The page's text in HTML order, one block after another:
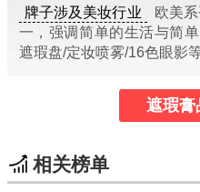
牌子涉及美妆行业
欧美
一，强调简单的生活与简
遮瑕盘/定妆喷雾/16色眼影
遮瑕膏
相关榜单